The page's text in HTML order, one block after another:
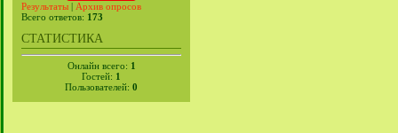
Результаты | Архив опросов
Всего ответов: 173
СТАТИСТИКА
Онлайн всего: 1
Гостей: 1
Пользователей: 0